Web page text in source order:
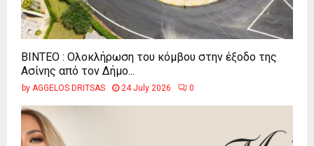
ΒΙΝΤΕΟ : Ολοκλήρωση του κόμβου στην έξοδο της
Ασίνης από τον Δήμο...
by AGGELOS DRITSAS 24 July 2026 0